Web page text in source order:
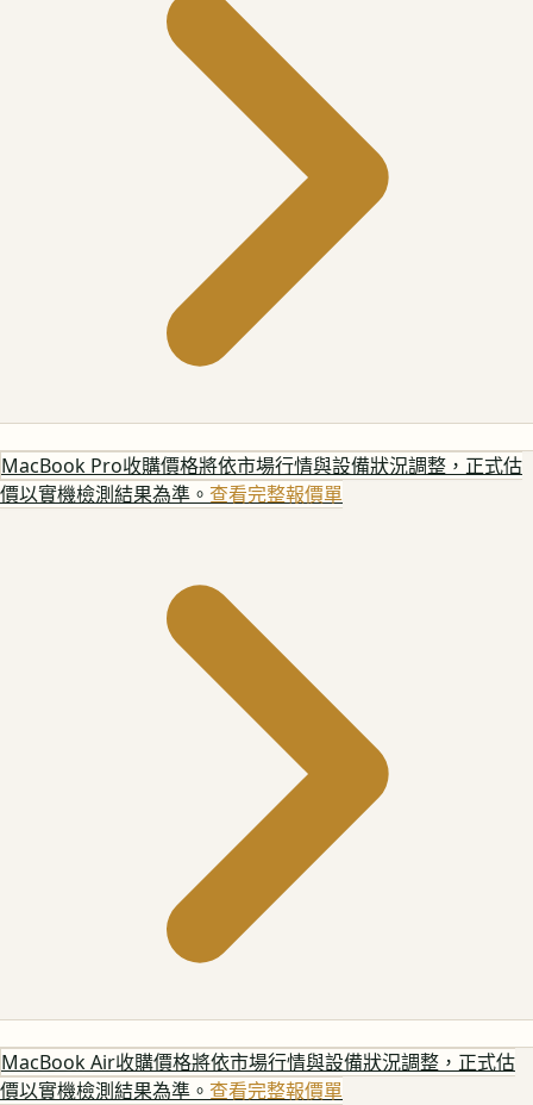
MacBook Pro收購價格將依市場行情與設備狀況調整，正式估
價以實機檢測結果為準。 查看完整報價單
MacBook Air收購價格將依市場行情與設備狀況調整，正式估
價以實機檢測結果為準。 查看完整報價單